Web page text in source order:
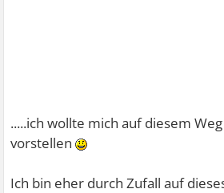
.....ich wollte mich auf diesem
vorstellen
Ich bin eher durch Zufall auf